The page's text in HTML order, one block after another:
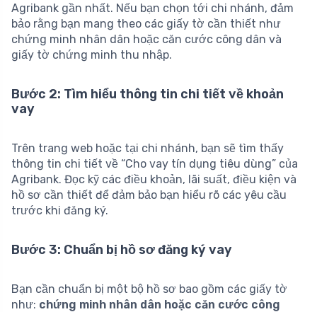
Agribank gần nhất. Nếu bạn chọn tới chi nhánh, đảm
bảo rằng bạn mang theo các giấy tờ cần thiết như
chứng minh nhân dân hoặc căn cước công dân và
giấy tờ chứng minh thu nhập.
Bước 2: Tìm hiểu thông tin chi tiết về khoản
vay
Trên trang web hoặc tại chi nhánh, bạn sẽ tìm thấy
thông tin chi tiết về “Cho vay tín dụng tiêu dùng” của
Agribank. Đọc kỹ các điều khoản, lãi suất, điều kiện và
hồ sơ cần thiết để đảm bảo bạn hiểu rõ các yêu cầu
trước khi đăng ký.
Bước 3: Chuẩn bị hồ sơ đăng ký vay
Bạn cần chuẩn bị một bộ hồ sơ bao gồm các giấy tờ
như: chứng minh nhân dân hoặc căn cước công